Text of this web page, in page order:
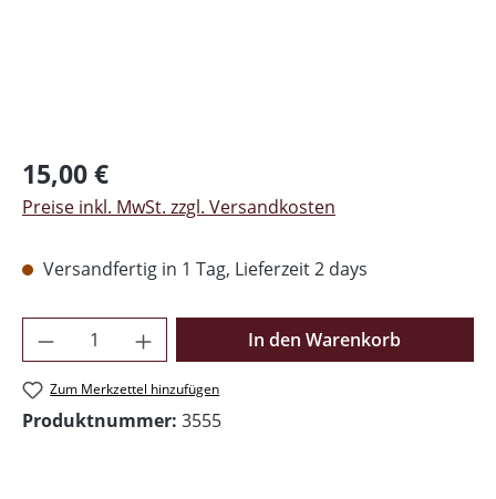
Regulärer Preis:
15,00 €
Preise inkl. MwSt. zzgl. Versandkosten
Versandfertig in 1 Tag, Lieferzeit 2 days
Produkt Anzahl: Gib den gewünschten
In den Warenkorb
Zum Merkzettel hinzufügen
Produktnummer: 3555